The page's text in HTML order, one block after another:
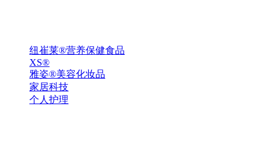
纽崔莱®营养保健食品
XS®
雅姿®美容化妆品
家居科技
个人护理